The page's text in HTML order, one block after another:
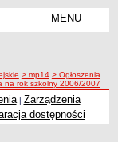
MENU
> mp14 > Ogłoszenia
na rok szkolny 2006/2007
| Zarządzenia
dostępności